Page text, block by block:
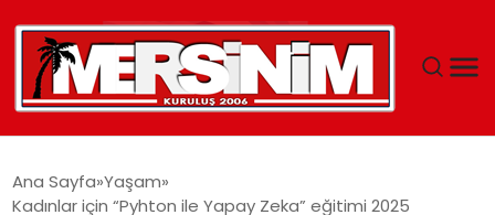
Ana Sayfa Yaşam
Kadınlar için “Pyhton ile Yapay Zeka” eğitimi 2025